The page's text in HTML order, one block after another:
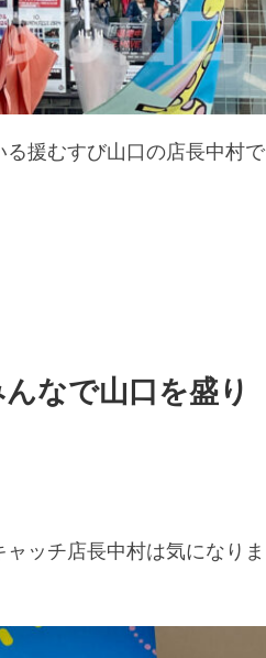
援むすび山口の店長中村で
なで山口を盛り
ッチ店長中村は気になりま